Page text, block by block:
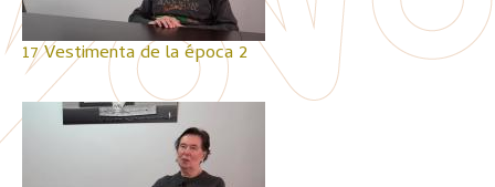
17 Vestimenta de la época 2